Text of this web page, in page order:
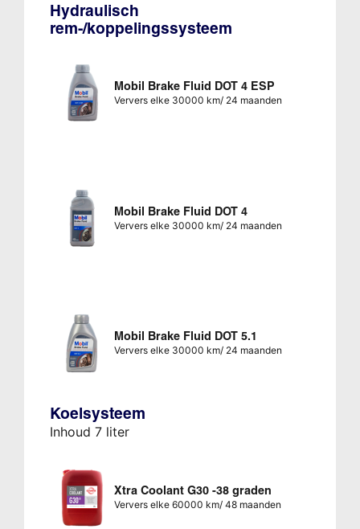
Hydraulisch
rem-/koppelingssysteem
Mobil Brake Fluid DOT 4 ESP
Ververs elke 30000 km/ 24 maanden
Mobil Brake Fluid DOT 4
Ververs elke 30000 km/ 24 maanden
Mobil Brake Fluid DOT 5.1
Ververs elke 30000 km/ 24 maanden
Koelsysteem
Inhoud 7 liter
Xtra Coolant G30 -38 graden
Ververs elke 60000 km/ 48 maanden